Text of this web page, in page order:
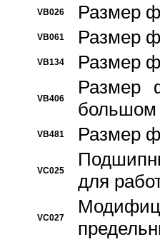
VB026 Размер
VB061 Размер
VB134 Размер
VB406
Размер
большом
VB481 Размер
VC025
для
VC027